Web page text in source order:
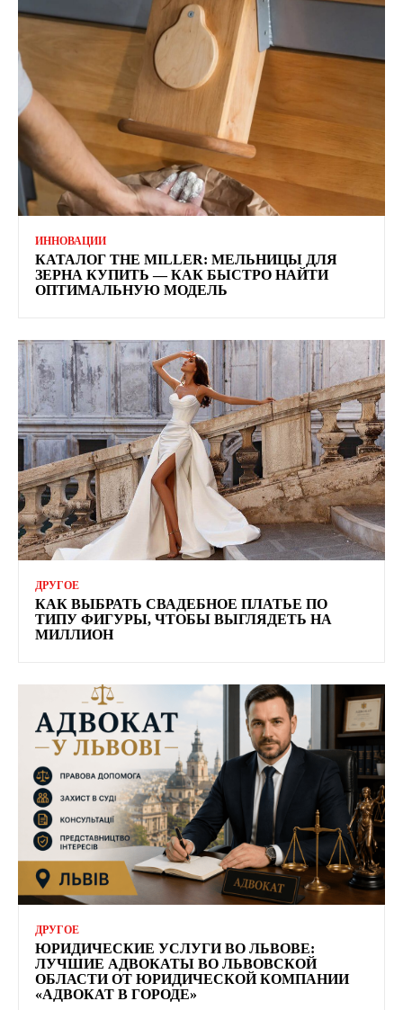
ИННОВАЦИИ
КАТАЛОГ THE MILLER: МЕЛЬНИЦЫ ДЛЯ
ЗЕРНА КУПИТЬ — КАК БЫСТРО НАЙТИ
ОПТИМАЛЬНУЮ МОДЕЛЬ
ДРУГОЕ
КАК ВЫБРАТЬ СВАДЕБНОЕ ПЛАТЬЕ ПО
ТИПУ ФИГУРЫ, ЧТОБЫ ВЫГЛЯДЕТЬ НА
МИЛЛИОН
ДРУГОЕ
ЮРИДИЧЕСКИЕ УСЛУГИ ВО ЛЬВОВЕ:
ЛУЧШИЕ АДВОКАТЫ ВО ЛЬВОВСКОЙ
ОБЛАСТИ ОТ ЮРИДИЧЕСКОЙ КОМПАНИИ
«АДВОКАТ В ГОРОДЕ»